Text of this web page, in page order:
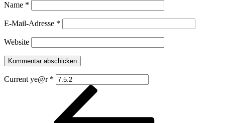
Name *
E-Mail-Adresse *
Website
Current ye@r *
Beitragsnavigation